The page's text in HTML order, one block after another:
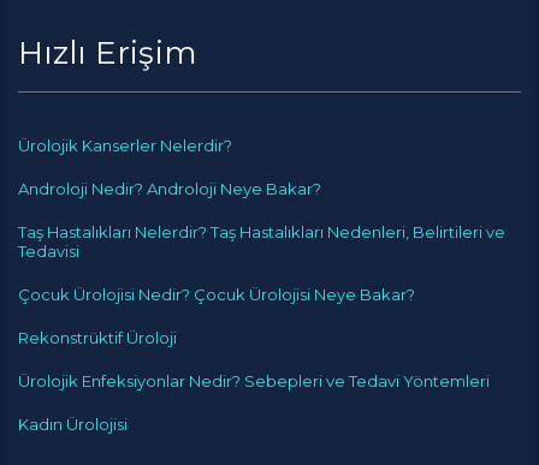
Hızlı Erişim
Ürolojik Kanserler Nelerdir?
Androloji Nedir? Androloji Neye Bakar?
Taş Hastalıkları Nelerdir? Taş Hastalıkları Nedenleri, Belirtileri ve
Tedavisi
Çocuk Ürolojisi Nedir? Çocuk Ürolojisi Neye Bakar?
Rekonstrüktif Üroloji
Ürolojik Enfeksiyonlar Nedir? Sebepleri ve Tedavi Yöntemleri
Kadın Ürolojisi